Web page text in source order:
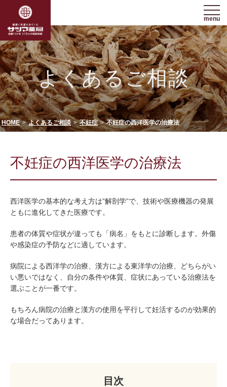
menu
よくあるご相談
HOME よくあるご相談 不妊症 不妊症の西洋医学の治療法
不妊症の西洋医学の治療法
西洋医学の基本的な考え方は”解剖学”で、技術や医療機器の発展
ともに進化してきた医療です。
患者の体質や症状が違っても「病名」をもとに診断します。外傷
や感染症の予防などに適しています。
病院による西洋学の治療、漢方による東洋学の治療、どちらがい
い悪いではなく、自分の条件や体質、症状にあっている治療法を
選ぶことが一番です。
もちろん病院の治療と漢方の使用を平行して妊活するのが効果的
な場合だってあります。
目次